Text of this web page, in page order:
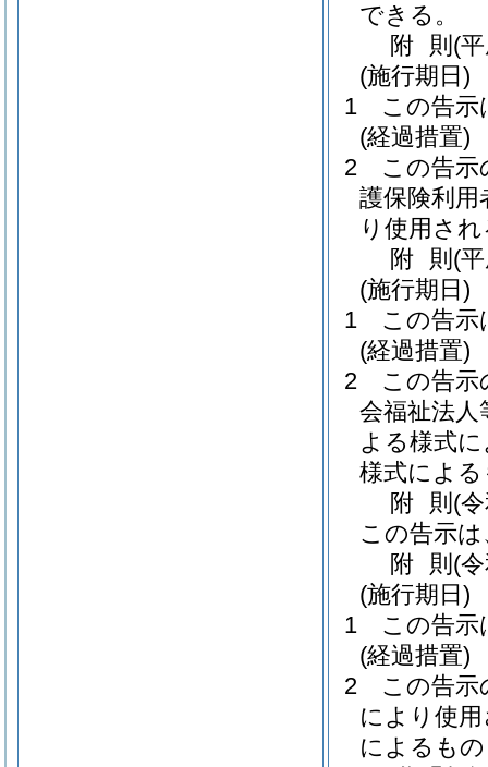
できる。
附 則 (
(施行期日)
1
この告示
(経過措置)
2
この告示
護保険利用
り使用さ
附 則 (
(施行期日)
1
この告示
(経過措置)
2
この告示
会福祉法人
よる様式
様式によ
附 則 (
この告示
附 則 (
(施行期日)
1
この告示
(経過措置)
2
この告示
により使
によるも